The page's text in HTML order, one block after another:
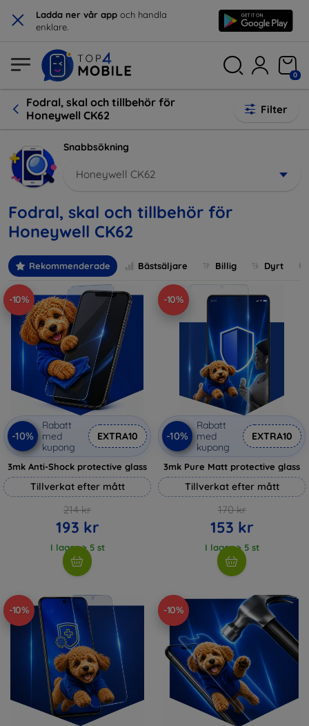
× Ladda ner vår app och handla
enklare.
0
Fodral, skal och tillbehör för
Honeywell CK62
Filter
Snabbsökning
Honeywell CK62
Fodral, skal och tillbehör för
Honeywell CK62
Rekommenderade Bästsäljare Billig Dyrt
-10%
-10%
Rabatt
med
kupong
EXTRA10
3mk Anti-Shock protective glass
Tillverkat efter mått
214 kr
193 kr
I lager > 5 st
-10%
-10%
Rabatt
med
kupong
EXTRA10
3mk Pure Matt protective glass
Tillverkat efter mått
170 kr
153 kr
I lager > 5 st
-10% -10%